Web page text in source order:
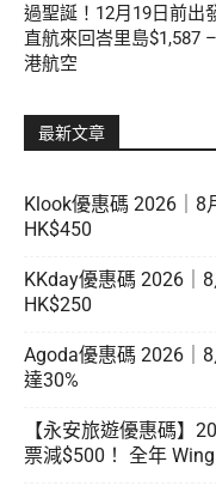
過聖誕！12月19日前出
直航來回峇里島$1,587
港航空
最新文章
Klook優惠碼 2026｜8
HK$450
KKday優惠碼 2026｜
HK$250
Agoda優惠碼 2026｜
達30%
【永安旅遊優惠碼】
票減$500！ 全年